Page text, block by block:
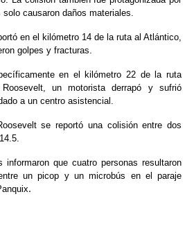
causaron daños materiales.
en el kilómetro 14 de la ruta al Atlántico,
golpes y fracturas.
en el kilómetro 22 de la ruta
Roosevelt, un motorista derrapó y sufrió
a un centro asistencial.
se reportó una colisión entre dos
informaron que cuatro personas resultaron
un picop y un microbús en el paraje
.